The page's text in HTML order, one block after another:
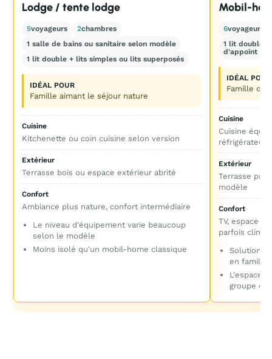
Mobil-
6voyageurs
1 lit double
d'appoint
IDÉAL POUR
Famille de
Cuisine
Cuisine
réfrigérateur
Extérieur
Terrasse
modèle
Confort
TV, espace
parfois
Solution
en famille
L'espace
groupe
Lodge / tente lodge
5voyageurs 2chambres
1 salle de bains ou sanitaire selon modèle
1 lit double + lits simples ou lits superposés
IDÉAL POUR
Famille aimant le séjour nature
Cuisine
Kitchenette ou coin cuisine selon version
Extérieur
Terrasse bois ou espace extérieur abrité
Confort
Ambiance plus nature, confort intermédiaire
Le niveau d'équipement varie beaucoup
selon le modèle
Moins isolé qu'un mobil-home classique